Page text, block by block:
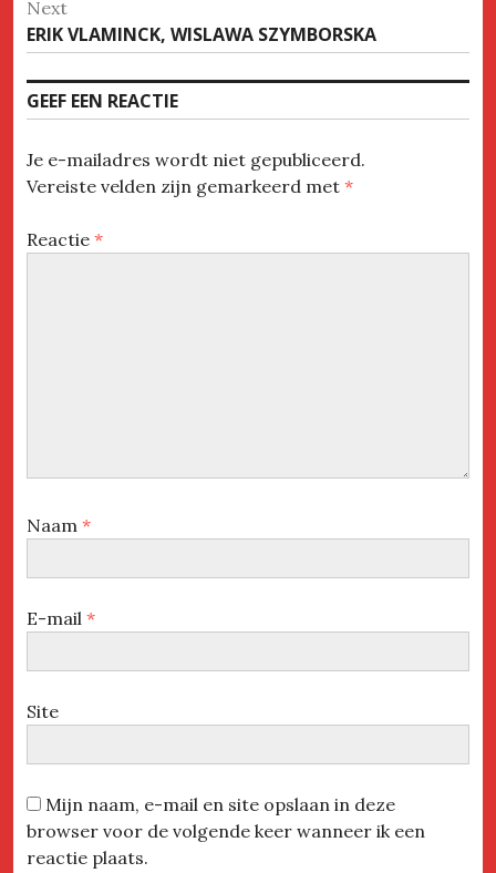
Next
Next
post:
ERIK VLAMINCK, WISLAWA SZYMBORSKA
GEEF EEN REACTIE
Je e-mailadres wordt niet gepubliceerd.
Vereiste velden zijn gemarkeerd met *
Reactie *
Naam *
E-mail *
Site
Mijn naam, e-mail en site opslaan in deze
browser voor de volgende keer wanneer ik een
reactie plaats.